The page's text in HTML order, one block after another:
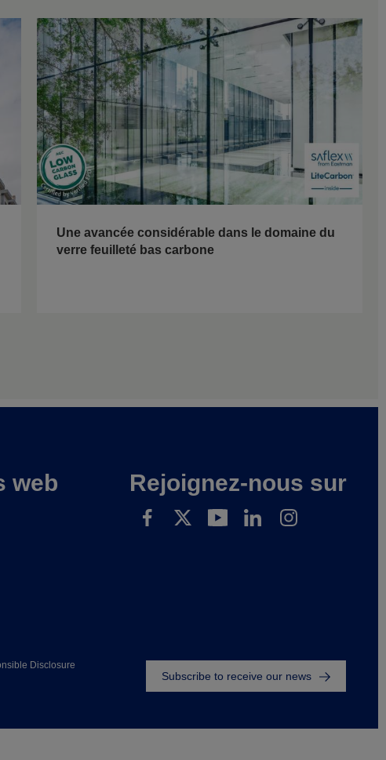
Une avancée considérable dans le domaine du
verre feuilleté bas carbone
web Rejoignez-nous sur
Footer
Disclosure
Subscribe to receive our news